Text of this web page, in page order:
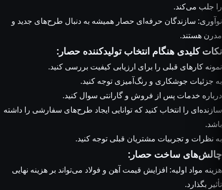
را جلب می‌کند.
نوآوری: سازندگان حرفه‌ای حصار همیشه به دنبال طرح‌های جدید و
مدرن هستند.
نکات کلیدی هنگام انتخاب تولیدکننده حصار:
نمونه کارهای قبلی را برای ارزیابی کیفیت بررسی کنید.
به جزئیات جوشکاری و رنگ‌آمیزی توجه کنید.
درباره خدمات پس از فروش و گارانتی سوال کنید.
سازنده‌ای را انتخاب کنید که توانایی ایجاد طرح‌های سفارشی را داشته
باشد.
به نظرات و تجربیات مشتریان قبلی توجه کنید.
چالش‌های ساخت حصار:
هزینه مواد اولیه: افزایش قیمت آهن و فولاد می‌تواند بر هزینه نهایی
تأثیر بگذارد.